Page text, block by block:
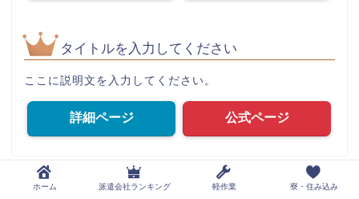
タイトルを入力してください
ここに説明文を入力してください。
詳細ページ 公式ページ
ホーム 派遣会社ランキング 軽作業 寮・住み込み